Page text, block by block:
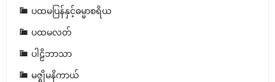
ပထမပြန်နှင့်ဓမ္မာစရိယ
ပထမလတ်
ပါဠိဘာသာ
မဇ္ဈိမနိကာယ်